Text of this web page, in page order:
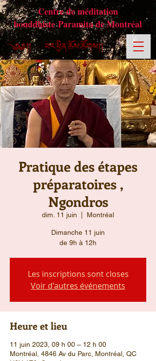
Centre de méditation
bouddhiste Paramita de Montréal
Pratique des étapes
préparatoires ,
Ngondros
dim. 11 juin Montréal
Dimanche 11 juin
de 9h à 12h
Les inscriptions sont closes
Voir d'autres événements
Heure et lieu
11 juin 2023, 09 h 00 – 12 h 00
Montréal, 4846 Av du Parc, Montréal, QC